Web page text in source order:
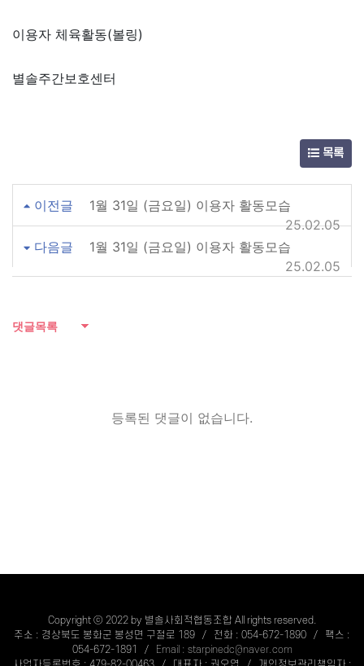
이용자 체육활동(볼링)
별솔주간보호센터
목록
이전글
1월 31일 (금요일) 이용자 활동모습
25.02.05
다음글
1월 31일 (금요일) 이용자 활동모습
25.02.05
댓글목록
등록된 댓글이 없습니다.
Copyright ⓒ 2022 by 별솔사회적협동조합 All rights reserved.
주소 : 경상북도 봉화군 봉성면 구절로 189 / 전화 : 054-672-1890 / 팩스 :
054-672-1891 /
Email : starpinedc@naver.com